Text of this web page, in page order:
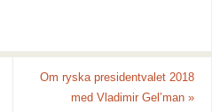
Om ryska presidentvalet 2018
med Vladimir Gel’man»